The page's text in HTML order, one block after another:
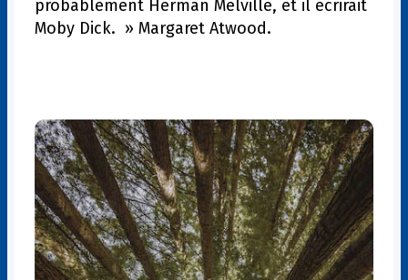
probablement Herman Melville, et il écrirait
Moby Dick. » Margaret Atwood.